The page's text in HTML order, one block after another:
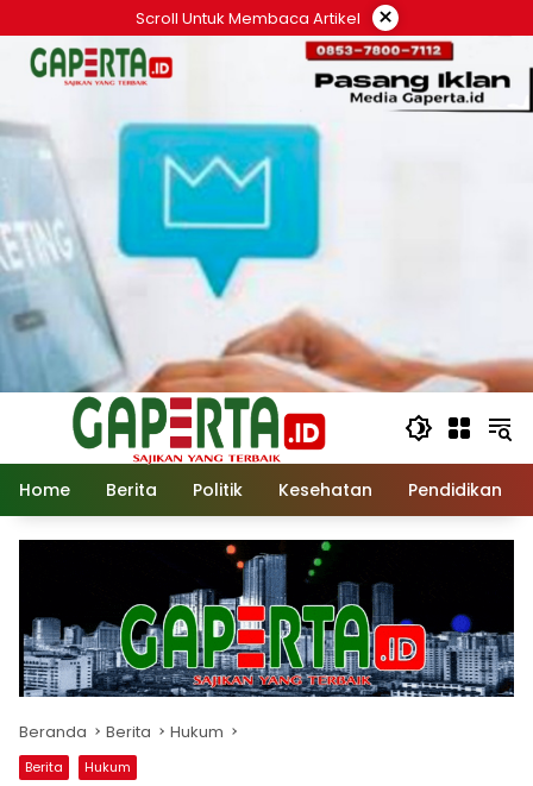
ke
konten
Scroll Untuk Membaca Artikel ×
Home Berita Politik Kesehatan Pendidikan
Beranda Berita Hukum
Berita Hukum